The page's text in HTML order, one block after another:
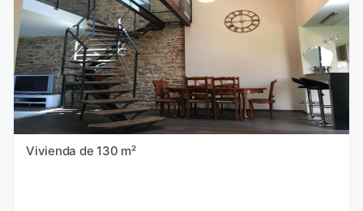
Vivienda de 130 m²